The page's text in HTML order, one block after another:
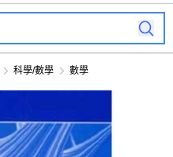
科學/數學 數學